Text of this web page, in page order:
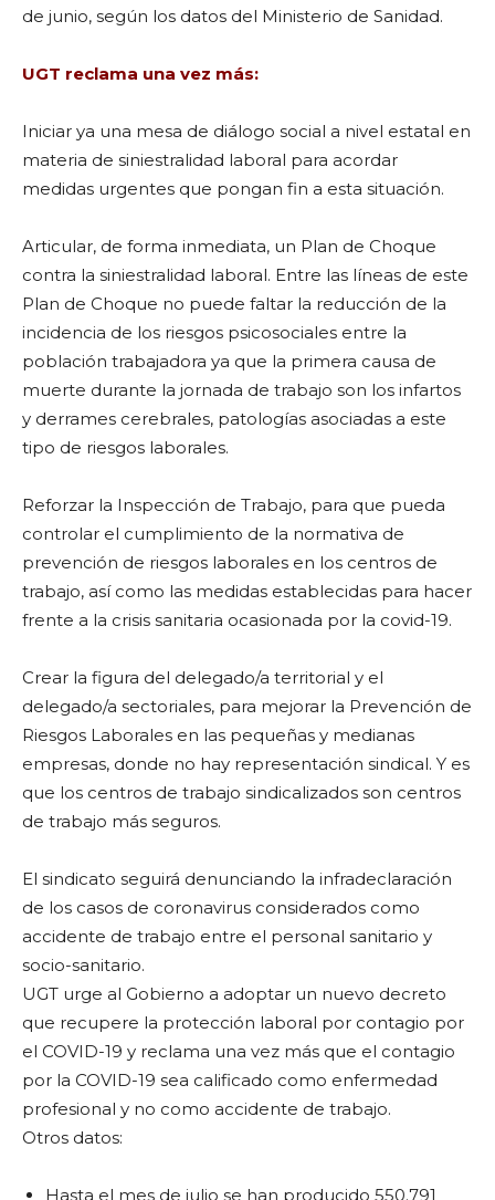
de junio, según los datos del Ministerio de Sanidad.
UGT reclama una vez más:
Iniciar ya una mesa de diálogo social a nivel estatal en
materia de siniestralidad laboral para acordar
medidas urgentes que pongan fin a esta situación.
Articular, de forma inmediata, un Plan de Choque
contra la siniestralidad laboral. Entre las líneas de este
Plan de Choque no puede faltar la reducción de la
incidencia de los riesgos psicosociales entre la
población trabajadora ya que la primera causa de
muerte durante la jornada de trabajo son los infartos
y derrames cerebrales, patologías asociadas a este
tipo de riesgos laborales.
Reforzar la Inspección de Trabajo, para que pueda
controlar el cumplimiento de la normativa de
prevención de riesgos laborales en los centros de
trabajo, así como las medidas establecidas para hacer
frente a la crisis sanitaria ocasionada por la covid-19.
Crear la figura del delegado/a territorial y el
delegado/a sectoriales, para mejorar la Prevención de
Riesgos Laborales en las pequeñas y medianas
empresas, donde no hay representación sindical. Y es
que los centros de trabajo sindicalizados son centros
de trabajo más seguros.
El sindicato seguirá denunciando la infradeclaración
de los casos de coronavirus considerados como
accidente de trabajo entre el personal sanitario y
socio-sanitario.
UGT urge al Gobierno a adoptar un nuevo decreto
que recupere la protección laboral por contagio por
el COVID-19 y reclama una vez más que el contagio
por la COVID-19 sea calificado como enfermedad
profesional y no como accidente de trabajo.
Otros datos:
Hasta el mes de julio se han producido 550.791